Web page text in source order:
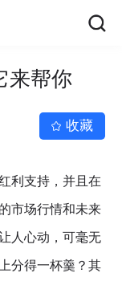
来帮你
收藏
利支持，并且在
市场行情和未来
人心动，可毫无
分得一杯羹？其